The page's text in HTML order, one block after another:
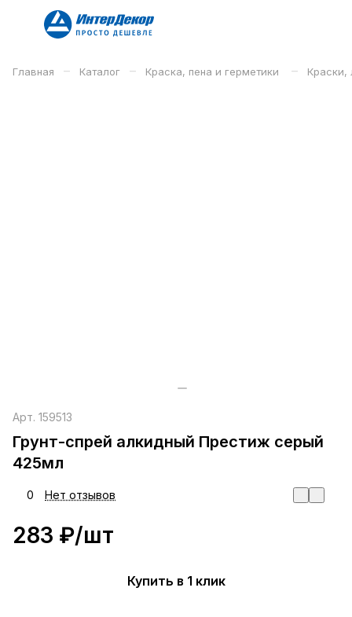
Главная – Каталог – Краска, пена и герметики – Краски,
Арт. 159513
Грунт-спрей алкидный Престиж серый
425мл
0 Нет отзывов
283 ₽/шт
Купить в 1 клик